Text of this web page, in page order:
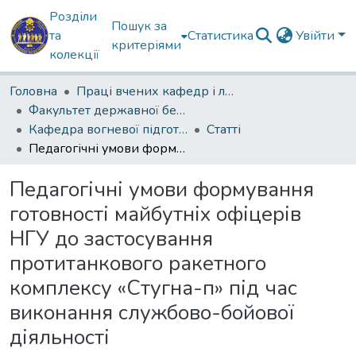
Розділи
та
колекції
Пошук за
критеріями
Статистика Увійти
Головна
Праці вчених кафедр і лабораторій
Факультет державної безпеки
Кафедра вогневої підготовки
Статті
Педагогічні умови формування готовності майбутніх офіцерів НГУ до застосування протитанкового ракетного комплексу «Стугна-п» під час виконання службово-бойової діяльності
Педагогічні умови формування
готовності майбутніх офіцерів
НГУ до застосування
протитанкового ракетного
комплексу «Стугна-п» під час
виконання службово-бойової
діяльності